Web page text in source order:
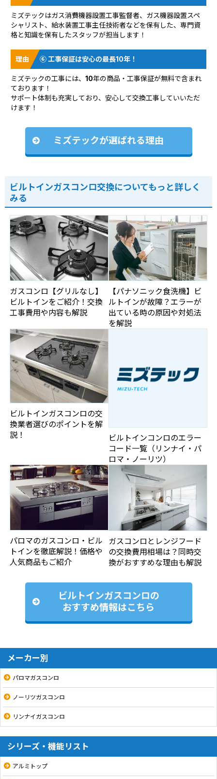
ミズテックはガス消費機器設置工事監督者、ガス機器設置スペ
シャリスト、給水装置工事主任技術者などを保有した、専門資
格と知識を保有したスタッフが担当します！
⑥ 工事保証は安心の最長10年！
ミズテックの工事には、10年の商品・工事保証が無料で含まれ
ております！
サポート体制も充実しており、安心して交換工事していいただ
けます！
ミズテックが選ばれる理由
ビルトインガスコンロ交換についてもっと詳しく
みる
ガスコンロ【グリルなし】
ビルトインをご紹介！交換
工事費用や内容も解説
【パナソニック食洗機】ビ
ルトインが故障？エラーが
出ている時の原因や対処法
を解説
ビルトインガスコンロの交
換業者選びのポイントを解
説！
ビルトインコンロのエラー
コード一覧（リンナイ・パ
ロマ・ノーリツ）
パロマのガスコンロ・ビル
トインを徹底解説！価格や
人気商品もご紹介
ガスコンロとレンジフード
の交換費用相場は？同時交
換がおすすめな理由も解説
ビルトインガスコンロの
おすすめ情報はこちら
メーカー別
パロマガスコンロ
ノーリツガスコンロ
リンナイガスコンロ
シリーズ・機能リスト
アルミトップ